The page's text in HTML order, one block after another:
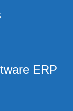
ERP